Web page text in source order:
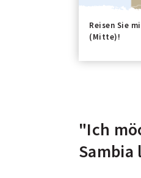
Reisen Sie
(Mitte)!
"Ich
Sambia